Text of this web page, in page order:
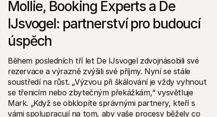
Mollie, Booking Experts a De
IJsvogel: partnerství pro budoucí
úspěch
Během posledních tří let De IJsvogel zdvojnásobili své
rezervace a výrazně zvýšili své příjmy. Nyní se stále
soustředí na růst. „Výzvou při škálování je vždy vyhnout
se třenicím nebo zbytečným překážkám,“ vysvětluje
Mark. „Když se obklopíte správnými partnery, kteří s
vámi spolupracují na tom, aby vaše procesy běžely co